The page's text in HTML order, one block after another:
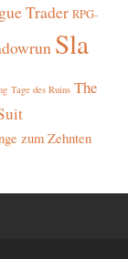
Trader RPG-
Sla
Tage des Ruins The
zum Zehnten